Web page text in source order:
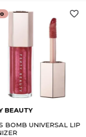
BEAUTY
BOMB UNIVERSAL LIP